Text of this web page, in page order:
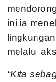
ini ia
melalui
“Kita